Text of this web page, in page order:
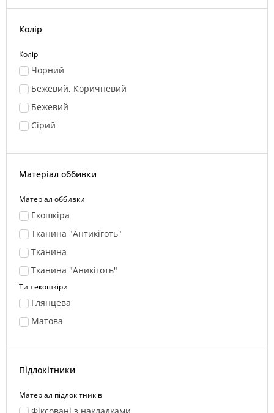
Колір
Колір
Чорний
Бежевий, Коричневий
Бежевий
Сірий
Матеріал оббивки
Матеріал оббивки
Екошкіра
Тканина "Антикіготь"
Тканина
Тканина "Аникіготь"
Тип екошкіри
Глянцева
Матова
Підлокітники
Матеріал підлокітників